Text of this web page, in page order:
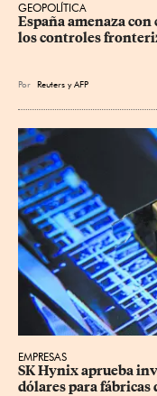
GEOPOLÍTICA
España amenaza
los controles
Por Reuters yAFP
EMPRESAS
SK Hynix aprueba
dólares para fábricas